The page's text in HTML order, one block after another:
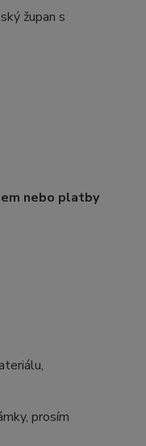
župan s
nebo platby
prosím